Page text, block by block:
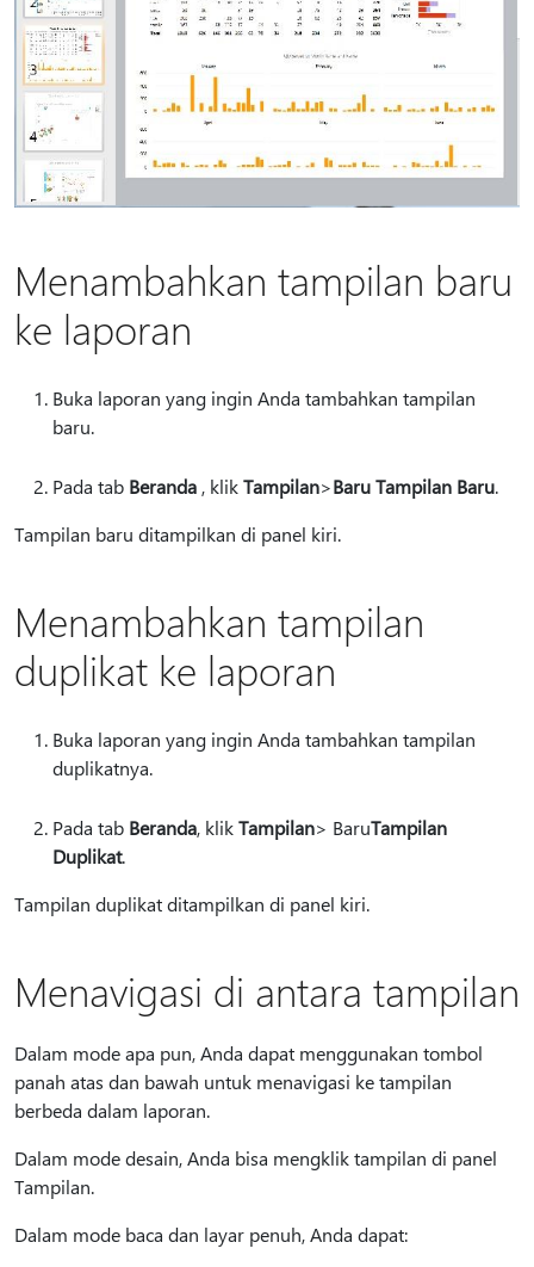
Menambahkan tampilan baru
ke laporan
Buka laporan yang ingin Anda tambahkan tampilan
baru.
Pada tab Beranda, klikTampilan>Baru Tampilan Baru.
Tampilan baru ditampilkan di panel kiri.
Menambahkan tampilan
duplikat ke laporan
Buka laporan yang ingin Anda tambahkan tampilan
duplikatnya.
Pada tab Beranda, klikTampilan> BaruTampilan
Duplikat.
Tampilan duplikat ditampilkan di panel kiri.
Menavigasi di antara tampilan
Dalam mode apa pun, Anda dapat menggunakan tombol
panah atas dan bawah untuk menavigasi ke tampilan
berbeda dalam laporan.
Dalam mode desain, Anda bisa mengklik tampilan di panel
Tampilan.
Dalam mode baca dan layar penuh, Anda dapat: